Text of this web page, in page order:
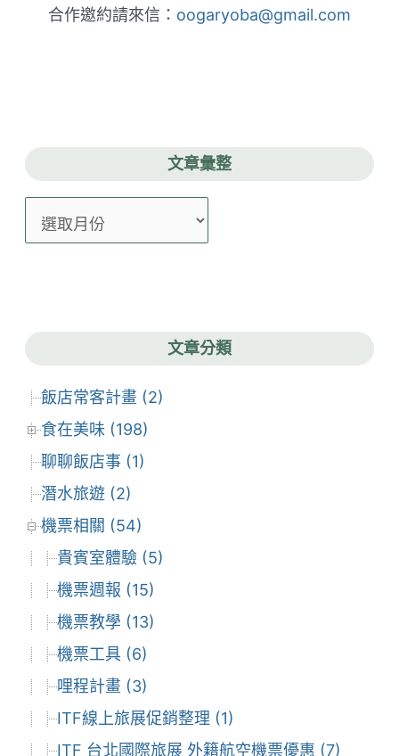
合作邀約請來信： oogaryoba@gmail.com
文章彙整
章
文章分類
飯店常客計畫 (2)
食在美味 (198)
聊聊飯店事 (1)
潛水旅遊 (2)
機票相關 (54)
貴賓室體驗 (5)
機票週報 (15)
機票教學 (13)
機票工具 (6)
哩程計畫 (3)
ITF線上旅展促銷整理 (1)
ITF 台北國際旅展 外籍航空機票優惠 (7)